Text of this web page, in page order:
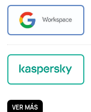
VER MÁS